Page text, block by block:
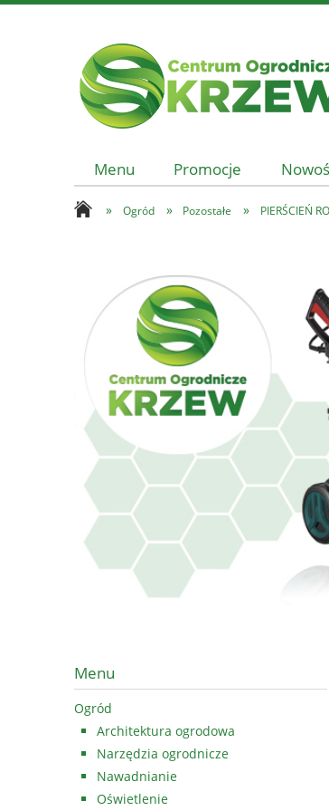
Menu Promocje
» Ogród » Pozostałe » PIERŚCIEŃ
Menu
Ogród
Architektura ogrodowa
Narzędzia ogrodnicze
Nawadnianie
Oświetlenie